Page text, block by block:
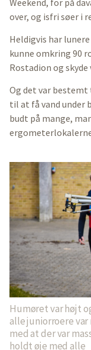
over, og isfri søer i
Heldigvis har
kunne omkring 90
Rostadion og
Og det var
til at få vand under
budt på mange,
Humøret var højt
alle juniorroere
med at der var
holdt øje med alle